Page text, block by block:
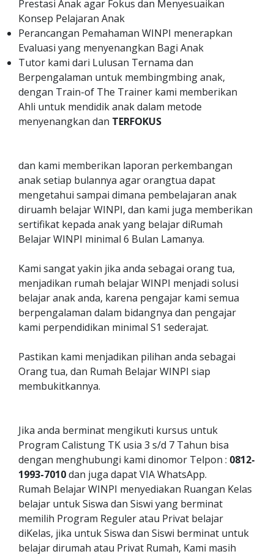
Prestasi Anak agar Fokus dan Menyesuaikan
Konsep Pelajaran Anak
Perancangan Pemahaman WINPI menerapkan
Evaluasi yang menyenangkan Bagi Anak
Tutor kami dari Lulusan Ternama dan
Berpengalaman untuk membingmbing anak,
dengan Train-of The Trainer kami memberikan
Ahli untuk mendidik anak dalam metode
menyenangkan dan TERFOKUS
dan kami memberikan laporan perkembangan
anak setiap bulannya agar orangtua dapat
mengetahui sampai dimana pembelajaran anak
diruamh belajar WINPI, dan kami juga memberikan
sertifikat kepada anak yang belajar diRumah
Belajar WINPI minimal 6 Bulan Lamanya.
Kami sangat yakin jika anda sebagai orang tua,
menjadikan rumah belajar WINPI menjadi solusi
belajar anak anda, karena pengajar kami semua
berpengalaman dalam bidangnya dan pengajar
kami perpendidikan minimal S1 sederajat.
Pastikan kami menjadikan pilihan anda sebagai
Orang tua, dan Rumah Belajar WINPI siap
membukitkannya.
Jika anda berminat mengikuti kursus untuk
Program Calistung TK usia 3 s/d 7 Tahun bisa
dengan menghubungi kami dinomor Telpon : 0812-
1993-7010dan juga dapat VIA WhatsApp.
Rumah Belajar WINPI menyediakan Ruangan Kelas
belajar untuk Siswa dan Siswi yang berminat
memilih Program Reguler atau Privat belajar
diKelas, jika untuk Siswa dan Siswi berminat untuk
belajar dirumah atau Privat Rumah, Kami masih